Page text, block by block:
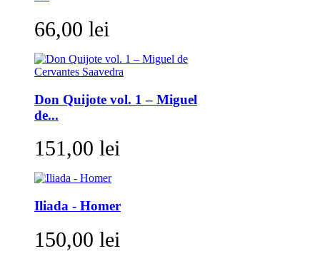
66,00 lei
Don Quijote vol. 1 – Miguel
de...
151,00 lei
Iliada - Homer
150,00 lei